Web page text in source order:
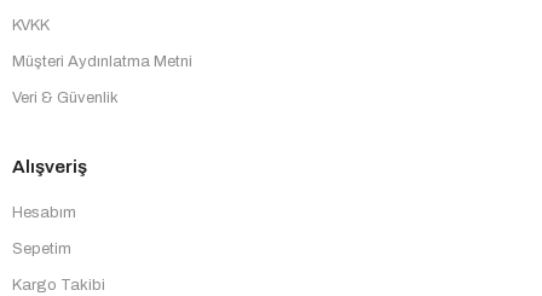
KVKK
Müşteri Aydınlatma Metni
Veri & Güvenlik
Alışveriş
Hesabım
Sepetim
Kargo Takibi